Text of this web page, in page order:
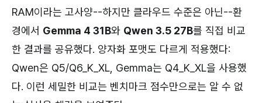
RAM이라는 고사양--하지만 클라우드 수준은 아닌--환
경에서 Gemma 4 31B와 Qwen 3.5 27B를 직접 비교
한 결과를 공유했다. 양자화 포맷도 다르게 적용했다:
Qwen은 Q5/Q6_K_XL, Gemma는 Q4_K_XL을 사용했
다. 이런 세밀한 비교는 벤치마크 점수만으로는 알 수 없